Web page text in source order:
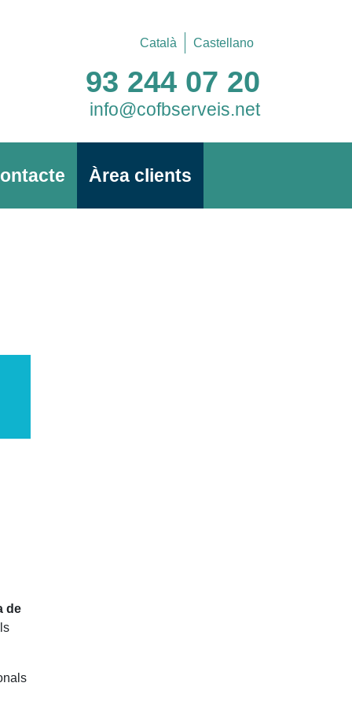
Català Castellano
93 244 07 20
info@cofbserveis.net
Àrea clients
de